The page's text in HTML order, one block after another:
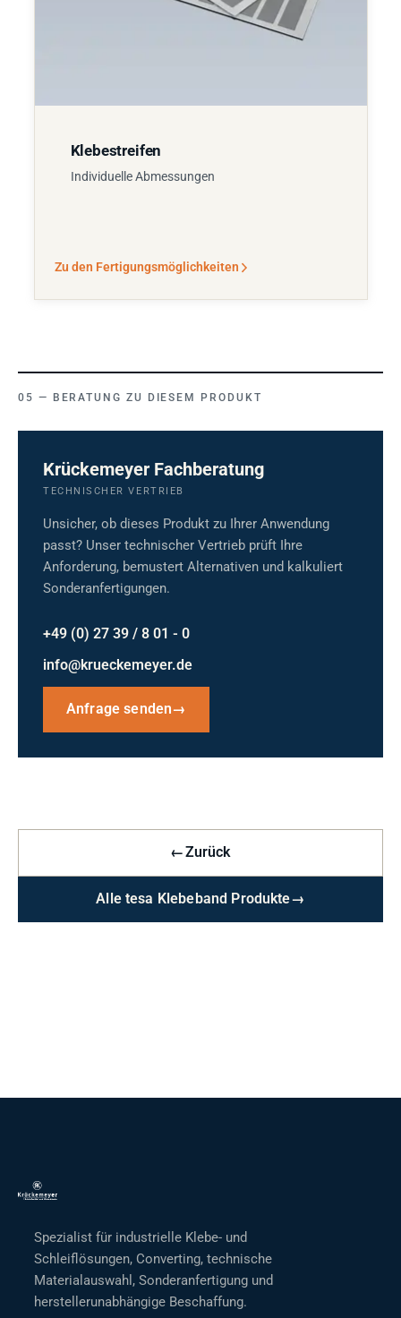
Klebestreifen
Individuelle Abmessungen
Zu den Fertigungsmöglichkeiten
BERATUNG ZU DIESEM PRODUKT
Krückemeyer Fachberatung
TECHNISCHER VERTRIEB
Unsicher, ob dieses Produkt zu Ihrer Anwendung
passt? Unser technischer Vertrieb prüft Ihre
Anforderung, bemustert Alternativen und kalkuliert
Sonderanfertigungen.
+49 (0) 27 39 / 8 01 - 0
info@krueckemeyer.de
Anfrage senden→
←Zurück
Alle tesa Klebeband Produkte→
Spezialist für industrielle Klebe- und
Schleiflösungen, Converting, technische
Materialauswahl, Sonderanfertigung und
herstellerunabhängige Beschaffung.